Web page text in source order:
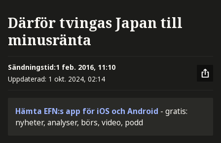
Därför tvingas Japan till
minusränta
Sändningstid:1 feb. 2016, 11:10
Uppdaterad: 1 okt. 2024, 02:14
Hämta EFN:s app för iOS och Android - gratis:
nyheter, analyser, börs, video, podd